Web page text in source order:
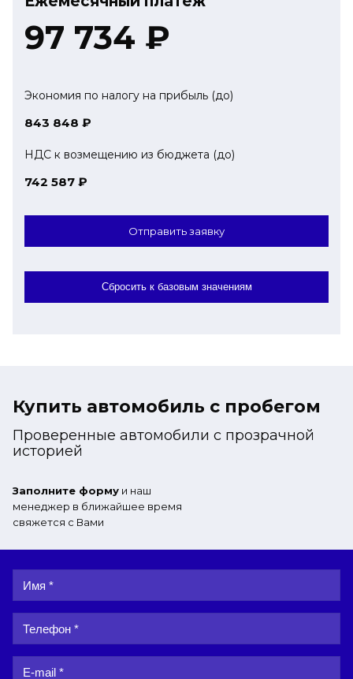
97 734 ₽
Экономия по налогу на прибыль (до)
843 848 ₽
НДС к возмещению из бюджета (до)
742 587 ₽
Отправить заявку
Сбросить к базовым значениям
Купить автомобиль с пробегом
Проверенные автомобили с прозрачной
историей
Заполните форму и наш
менеджер в ближайшее время
свяжется с Вами